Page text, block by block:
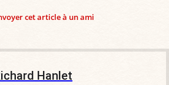
cet article à un ami
Hanlet